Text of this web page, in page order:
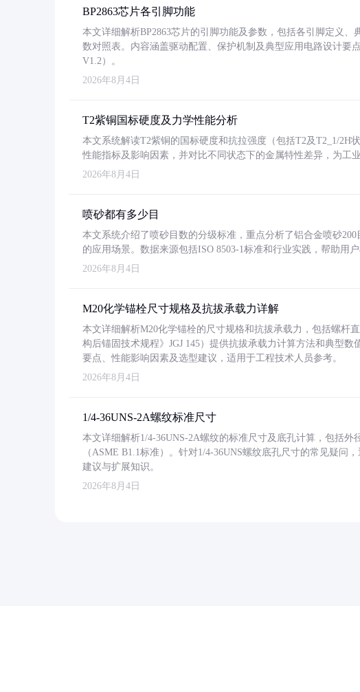
BP2863芯片各引脚功能
本文详细解析BP2863芯片的引脚功能及参数，包括各引脚定义
数对照表。内容涵盖驱动配置、保护机制及典型应用电路设计要
V1.2）。
2026年8月4日
T2紫铜国标硬度及力学性能分析
本文系统解读T2紫铜的国标硬度和抗拉强度（包括T2及T2_1/2H
性能指标及影响因素，并对比不同状态下的金属特性差异，为工
2026年8月4日
喷砂都有多少目
本文系统介绍了喷砂目数的分级标准，重点分析了铝合金喷砂
的应用场景。数据来源包括ISO 8503-1标准和行业实践，帮助用
2026年8月4日
M20化学锚栓尺寸规格及抗拔承载力详解
本文详细解析M20化学锚栓的尺寸规格和抗拔承载力，包括螺杆
构后锚固技术规程》JGJ 145）提供抗拔承载力计算方法和典型
要点、性能影响因素及选型建议，适用于工程技术人员参考。
2026年8月4日
1/4-36UNS-2A螺纹标准尺寸
本文详细解析1/4-36UNS-2A螺纹的标准尺寸及底孔计算，包括
（ASME B1.1标准）。针对1/4-36UNS螺纹底孔尺寸的常见疑
建议与扩展知识。
2026年8月4日